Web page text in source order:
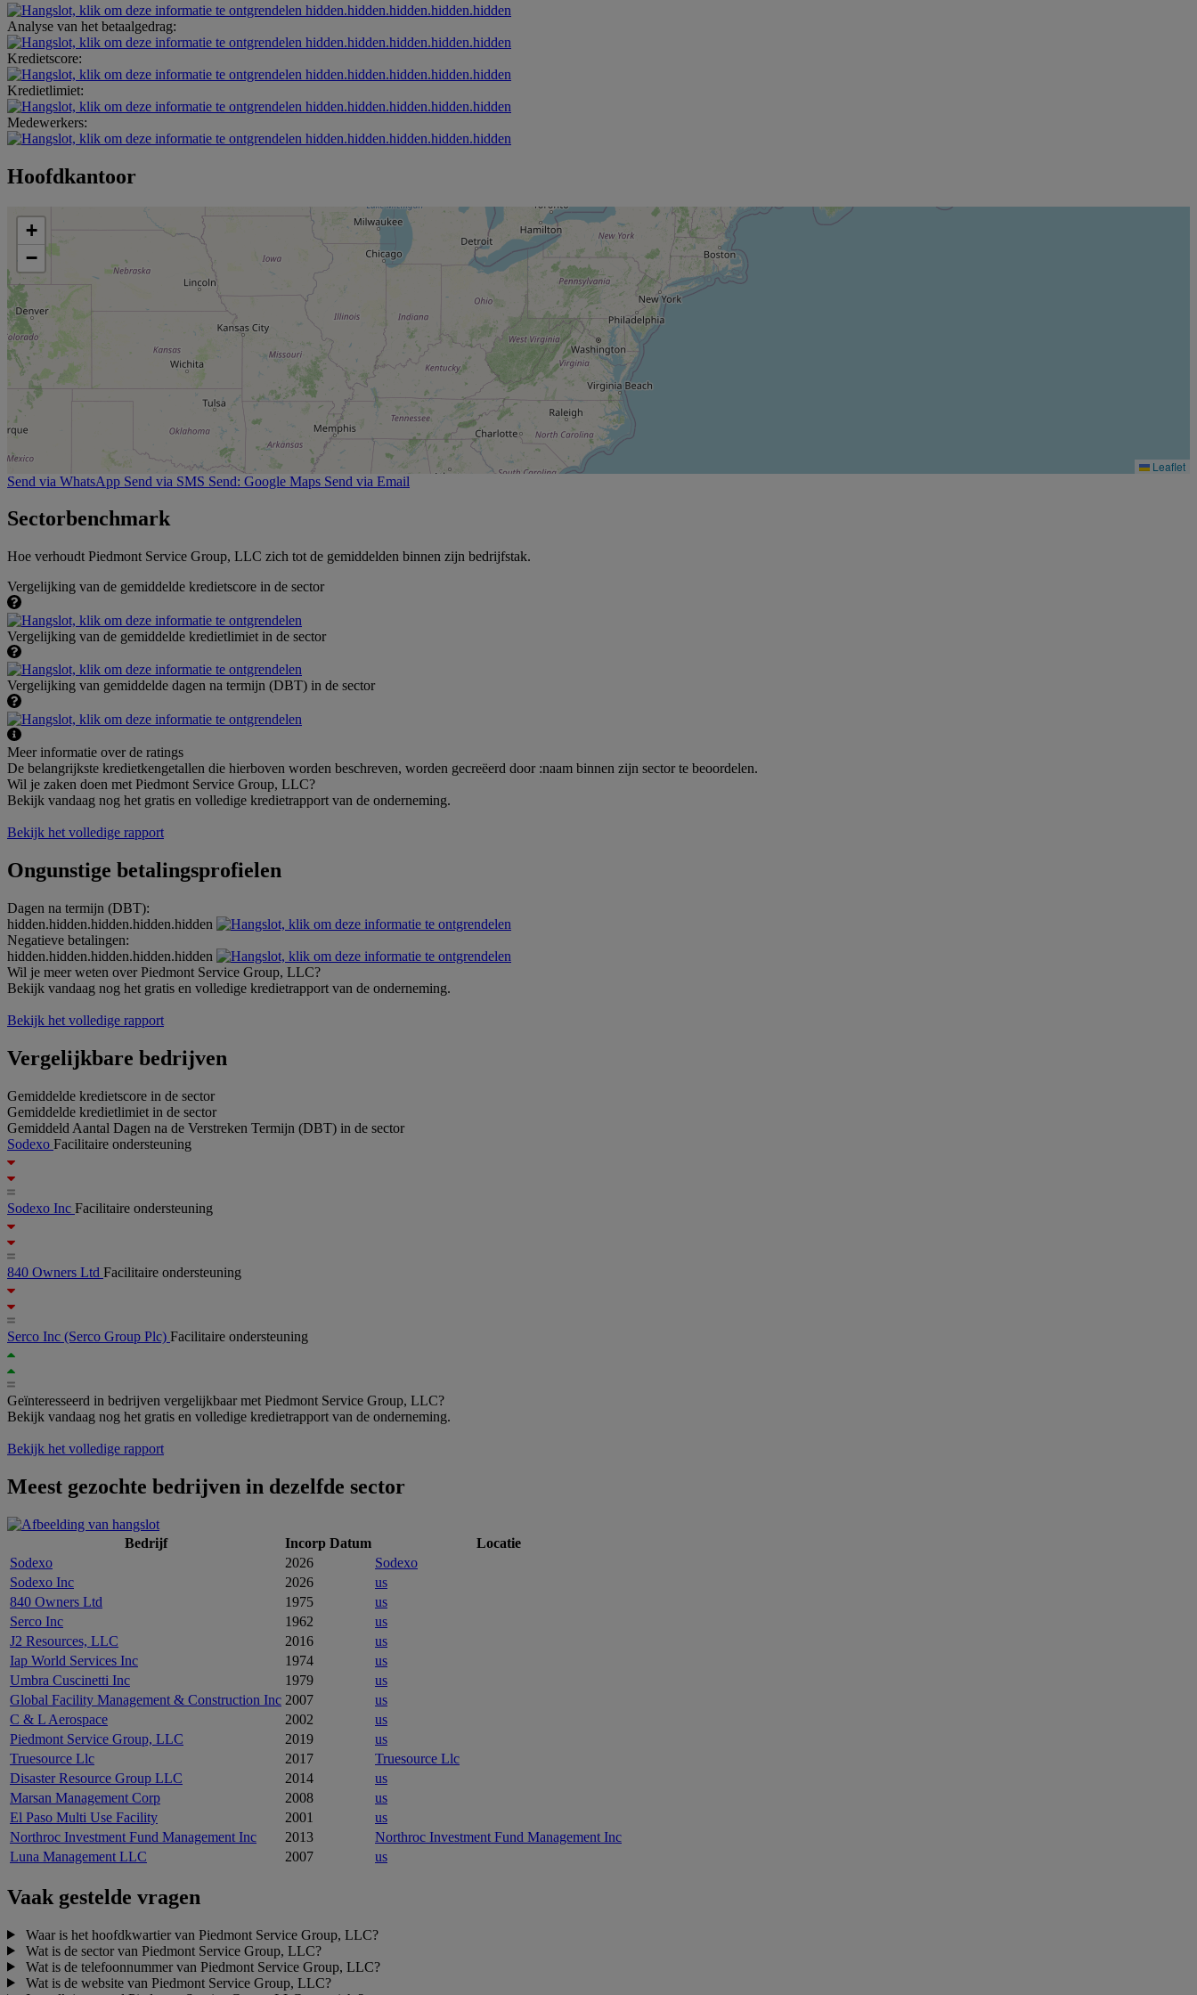
hidden.hidden.hidden.hidden.hidden
Analyse van het betaalgedrag:
hidden.hidden.hidden.hidden.hidden
Kredietscore:
hidden.hidden.hidden.hidden.hidden
Kredietlimiet:
hidden.hidden.hidden.hidden.hidden
Medewerkers:
hidden.hidden.hidden.hidden.hidden
Hoofdkantoor
+
−
Leaflet
Send via WhatsApp Send via SMS Send: Google Maps Send via Email
Sectorbenchmark
Hoe verhoudt Piedmont Service Group, LLC zich tot de gemiddelden binnen zijn bedrijfstak.
Vergelijking van de gemiddelde kredietscore in de sector
Vergelijking van de gemiddelde kredietlimiet in de sector
Vergelijking van gemiddelde dagen na termijn (DBT) in de sector
Meer informatie over de ratings
De belangrijkste kredietkengetallen die hierboven worden beschreven, worden gecreëerd door :naam binnen zijn sector te beoordelen.
Wil je zaken doen met Piedmont Service Group, LLC?
Bekijk vandaag nog het gratis en volledige kredietrapport van de onderneming.
Bekijk het volledige rapport
Ongunstige betalingsprofielen
Dagen na termijn (DBT):
hidden.hidden.hidden.hidden.hidden
Negatieve betalingen:
hidden.hidden.hidden.hidden.hidden
Wil je meer weten over Piedmont Service Group, LLC?
Bekijk vandaag nog het gratis en volledige kredietrapport van de onderneming.
Bekijk het volledige rapport
Vergelijkbare bedrijven
Gemiddelde kredietscore in de sector
Gemiddelde kredietlimiet in de sector
Gemiddeld Aantal Dagen na de Verstreken Termijn (DBT) in de sector
Sodexo Facilitaire ondersteuning
Sodexo Inc Facilitaire ondersteuning
840 Owners Ltd Facilitaire ondersteuning
Serco Inc (Serco Group Plc) Facilitaire ondersteuning
Geïnteresseerd in bedrijven vergelijkbaar met Piedmont Service Group, LLC?
Bekijk vandaag nog het gratis en volledige kredietrapport van de onderneming.
Bekijk het volledige rapport
Meest gezochte bedrijven in dezelfde sector
Bedrijf Incorp Datum
Locatie
Sodexo
2026
Sodexo
Sodexo Inc
2026
us
840 Owners Ltd
1975
us
Serco Inc
1962
us
J2 Resources, LLC
2016
us
Iap World Services Inc
1974
us
Umbra Cuscinetti Inc
1979
us
Global Facility Management & Construction Inc 2007
us
C & L Aerospace
2002
us
Piedmont Service Group, LLC
2019
us
Truesource Llc
2017
Truesource Llc
Disaster Resource Group LLC
2014
us
Marsan Management Corp
2008
us
El Paso Multi Use Facility
2001
us
Northroc Investment Fund Management Inc
2013
Northroc Investment Fund Management Inc
Luna Management LLC
2007 us
Vaak gestelde vragen
Waar is het hoofdkwartier van Piedmont Service Group, LLC?
Wat is de sector van Piedmont Service Group, LLC?
Wat is de telefoonnummer van Piedmont Service Group, LLC?
Wat is de website van Piedmont Service Group, LLC?